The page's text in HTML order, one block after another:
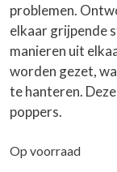
problemen.
elkaar grijpende
manieren uit
worden gezet,
te hanteren.
poppers.
Op voorraad